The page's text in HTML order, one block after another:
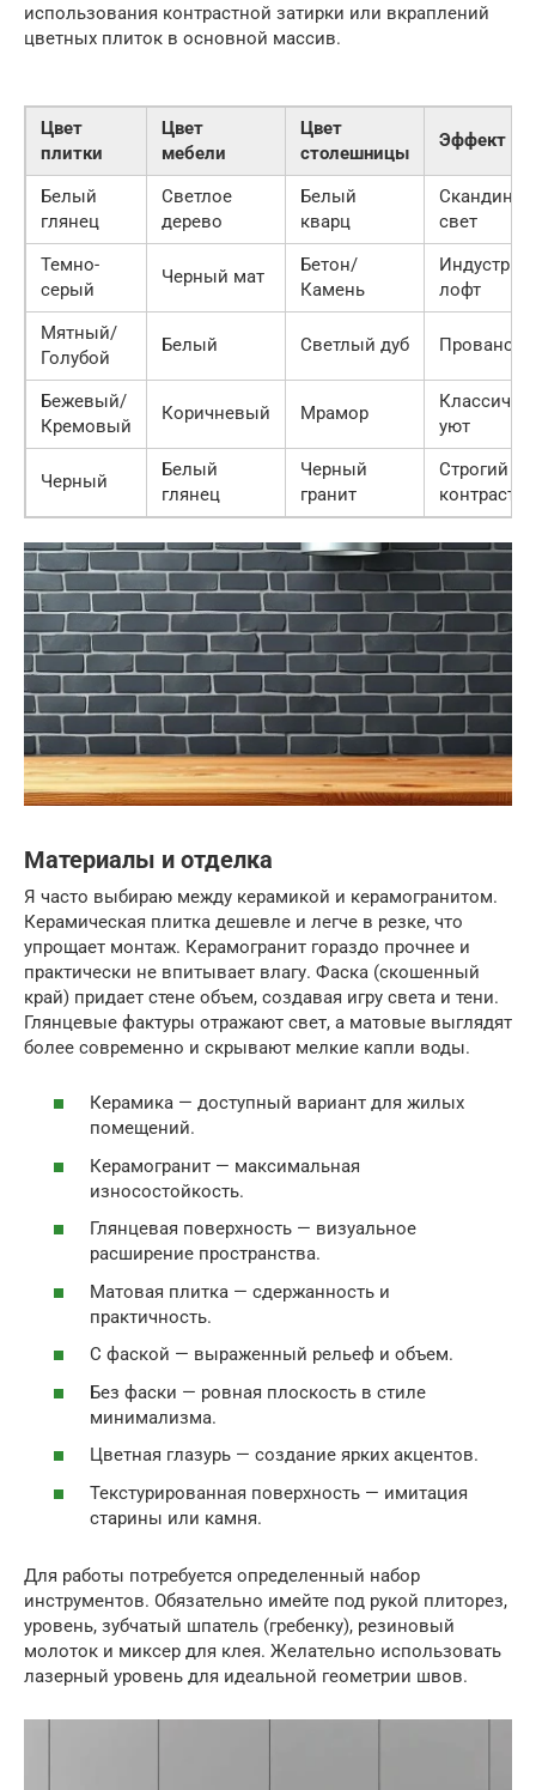
использования контрастной затирки или вкраплений
цветных плиток в основной массив.
Цвет
плитки
Цвет
мебели
Цвет
столешницы
Эффект
Белый
глянец
Светлое
дерево
Белый
кварц
свет
Темно-
серый
Черный мат
Бетон/
Камень
лофт
Мятный/
Голубой
Белый Светлый дуб Прованс/
Бежевый/
Кремовый
Коричневый Мрамор
уют
Черный
Белый
глянец
Черный
гранит
Строгий
контраст
Материалы и отделка
Я часто выбираю между керамикой и керамогранитом.
Керамическая плитка дешевле и легче в резке, что
упрощает монтаж. Керамогранит гораздо прочнее и
практически не впитывает влагу. Фаска (скошенный
край) придает стене объем, создавая игру света и тени.
Глянцевые фактуры отражают свет, а матовые выглядят
более современно и скрывают мелкие капли воды.
Керамика — доступный вариант для жилых
помещений.
Керамогранит — максимальная
износостойкость.
Глянцевая поверхность — визуальное
расширение пространства.
Матовая плитка — сдержанность и
практичность.
С фаской — выраженный рельеф и объем.
Без фаски — ровная плоскость в стиле
минимализма.
Цветная глазурь — создание ярких акцентов.
Текстурированная поверхность — имитация
старины или камня.
Для работы потребуется определенный набор
инструментов. Обязательно имейте под рукой плиторез,
уровень, зубчатый шпатель (гребенку), резиновый
молоток и миксер для клея. Желательно использовать
лазерный уровень для идеальной геометрии швов.